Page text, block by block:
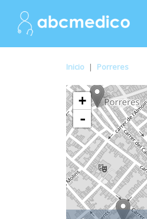
Inicio | Porreres
+
-